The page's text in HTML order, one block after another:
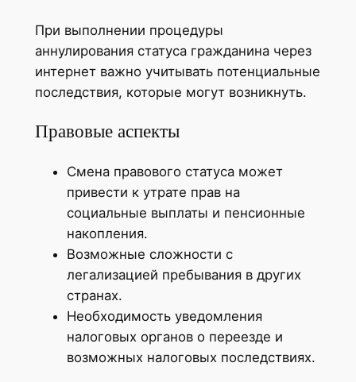
При выполнении процедуры
аннулирования статуса гражданина через
интернет важно учитывать потенциальные
последствия, которые могут возникнуть.
Правовые аспекты
Смена правового статуса может
привести к утрате прав на
социальные выплаты и пенсионные
накопления.
Возможные сложности с
легализацией пребывания в других
странах.
Необходимость уведомления
налоговых органов о переезде и
возможных налоговых последствиях.